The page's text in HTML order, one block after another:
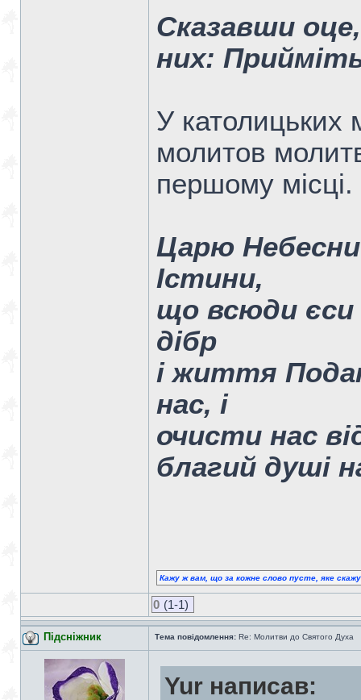
Сказавши
них:
У католицьких
молитов
першому місці.
Царю
Істини,
що всюди єси
дібр
і життя
нас, і
очисти нас
благий душі
Кажу ж вам, що за кожне слово пусте, яке
0 (1-1)
Підсніжник Тема повідомлення: Re: Молитви до Святого Духа
Yur написав: